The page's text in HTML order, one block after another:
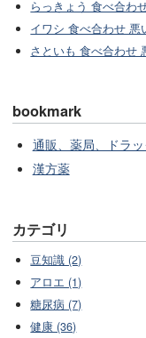
らっきょう 食べ合わ
イワシ 食べ合わせ 悪
さといも 食べ合わせ
bookmark
通販、薬局、ドラ
漢方薬
カテゴリ
豆知識 (2)
アロエ (1)
糖尿病 (7)
健康 (36)